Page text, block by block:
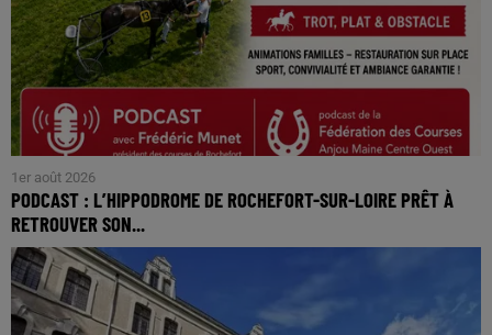
1er août 2026
PODCAST : L’HIPPODROME DE ROCHEFORT-SUR-LOIRE PRÊT À
RETROUVER SON...